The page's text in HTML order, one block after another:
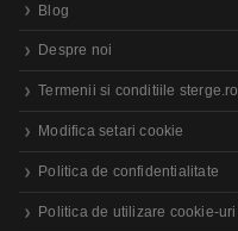
Blog
Despre noi
Termenii si conditiile sterge.ro
Modifica setari cookie
Politica de confidentialitate
Politica de utilizare cookie-uri